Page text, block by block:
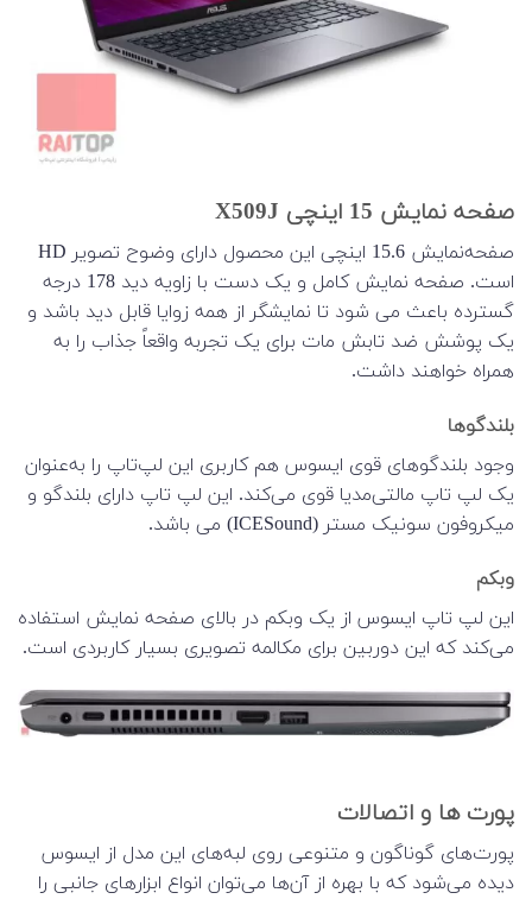
صفحه نمایش 15 اینچی X509J
صفحه‌نمایش 15.6 اینچی این محصول دارای وضوح تصویر HD
است. صفحه نمایش کامل و یک دست با زاویه دید 178 درجه
گسترده باعث می شود تا نمایشگر از همه زوایا قابل دید باشد و
یک پوشش ضد تابش مات برای یک تجربه واقعاً جذاب را به
همراه خواهند داشت.
بلندگوها
وجود بلندگوهای قوی ایسوس هم کاربری این لپ‌تاپ را به‌عنوان
یک لپ تاپ مالتی‌مدیا قوی می‌کند. این لپ تاپ دارای بلندگو و
میکروفون سونیک مستر (ICESound) می باشد.
وبکم
این لپ تاپ ایسوس از یک وبکم در بالای صفحه نمایش استفاده
می‌کند که این دوربین برای مکالمه تصویری بسیار کاربردی است.
پورت ها و اتصالات
پورت‌های گوناگون و متنوعی روی لبه‌های این مدل از ایسوس
دیده می‌شود که با بهره از آن‌ها می‌توان انواع ابزارهای جانبی را